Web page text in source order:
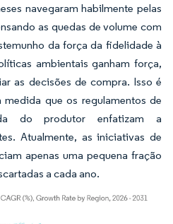
navegaram habilmente pelas
as quedas de volume com
da força da fidelidade à
ambientais ganham força,
as decisões de compra. Isso é
que os regulamentos de
do produtor enfatizam a
Atualmente, as iniciativas de
apenas uma pequena fração
a cada ano.